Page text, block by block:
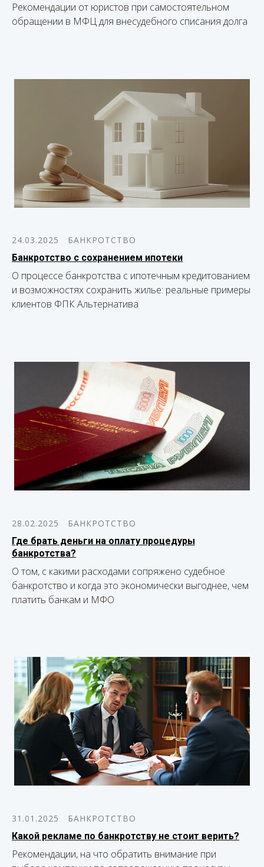
Рекомендации от юристов при самостоятельном
обращении в МФЦ для внесудебного списания долга
24.03.2025
БАНКРОТСТВО
Банкротство с сохранением ипотеки
О процессе банкротства с ипотечным кредитованием
и возможностях сохранить жилье: реальные примеры
клиентов ФПК Альтернатива
28.02.2025
БАНКРОТСТВО
Где брать деньги на оплату процедуры
банкротства?
О том, с какими расходами сопряжено судебное
банкротство и когда это экономически выгоднее, чем
платить банкам и МФО
31.01.2025
БАНКРОТСТВО
Какой рекламе по банкротству не стоит верить?
Рекомендации, на что обратить внимание при